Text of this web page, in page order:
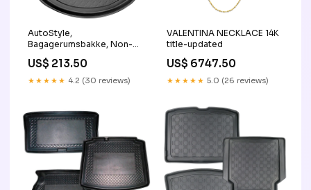
AutoStyle,
Bagagerumsbakke, Non-
Slip, passer til Mercedes E-
Class W212 Sedan 2009-
2016 KT22486KT
US$ 213.50
★★★★★ 4.2 (30 reviews)
VALENTINA NECKLACE 14K
title-updated
US$ 6747.50
★★★★★ 5.0 (26 reviews)